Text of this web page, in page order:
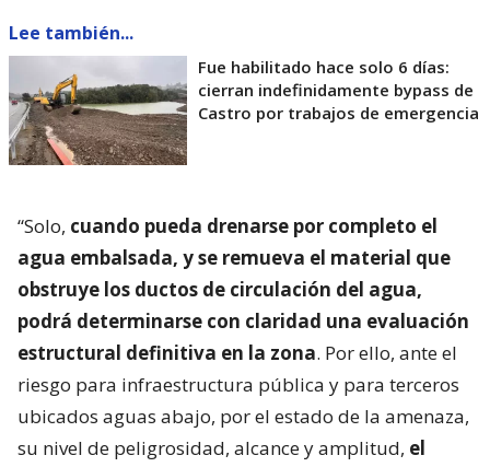
Cedida
Fue habilitado hace solo 6 días:
cierran indefinidamente bypass de
Castro por trabajos de emergencia
“Solo, cuando pueda drenarse por completo el
agua embalsada, y se remueva el material que
obstruye los ductos de circulación del agua,